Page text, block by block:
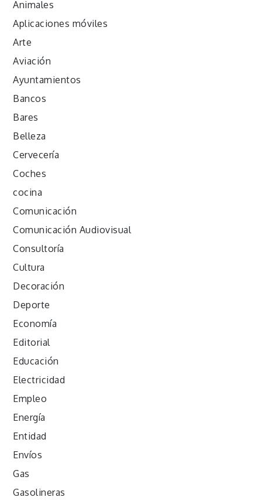
Animales
Aplicaciones móviles
Arte
Aviación
Ayuntamientos
Bancos
Bares
Belleza
Cervecería
Coches
cocina
Comunicación
Comunicación Audiovisual
Consultoría
Cultura
Decoración
Deporte
Economía
Editorial
Educación
Electricidad
Empleo
Energía
Entidad
Envíos
Gas
Gasolineras